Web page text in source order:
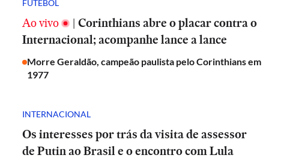
FUTEBOL
Ao vivo | Corinthians abre o placar contra o
Internacional; acompanhe lance a lance
Morre Geraldão, campeão paulista pelo Corinthians em
1977
INTERNACIONAL
Os interesses por trás da visita de assessor
de Putin ao Brasil e o encontro com Lula